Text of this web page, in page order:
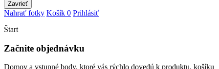
Zavrieť
Nahrať fotky Košík 0 Prihlásiť
Štart
Začnite objednávku
Domov a vstupné body, ktoré vás rýchlo dovedú k produktu, košíku